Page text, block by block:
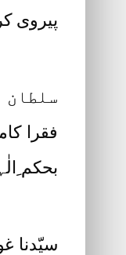
پیروی
سلطان
فقرا
بحکم
سیّدنا